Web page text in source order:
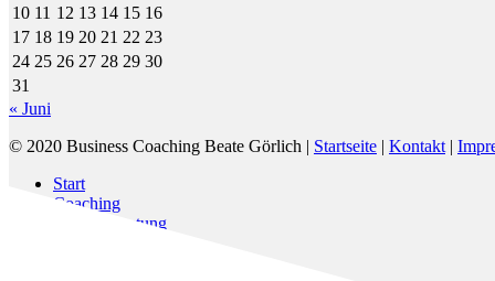
10 11 12 13 14 15 16
17 18 19 20 21 22 23
24 25 26 27 28 29 30
31
« Juni
© 2020 Business Coaching Beate Görlich | Startseite | Kontakt |
Close
Start
Coaching
Prozessberatung